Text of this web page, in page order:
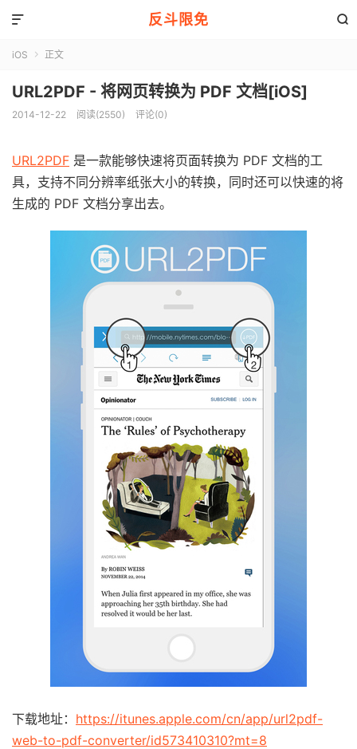
反斗限免 

iOS  正文
URL2PDF - 将网页转换为 PDF 文档[iOS]
2014-12-22 阅读(2550) 评论(0)
URL2PDF 是一款能够快速将页面转换为 PDF 文档的工
具，支持不同分辨率纸张大小的转换，同时还可以快速的将
生成的 PDF 文档分享出去。
下载地址： https://itunes.apple.com/cn/app/url2pdf-
web-to-pdf-converter/id573410310?mt=8